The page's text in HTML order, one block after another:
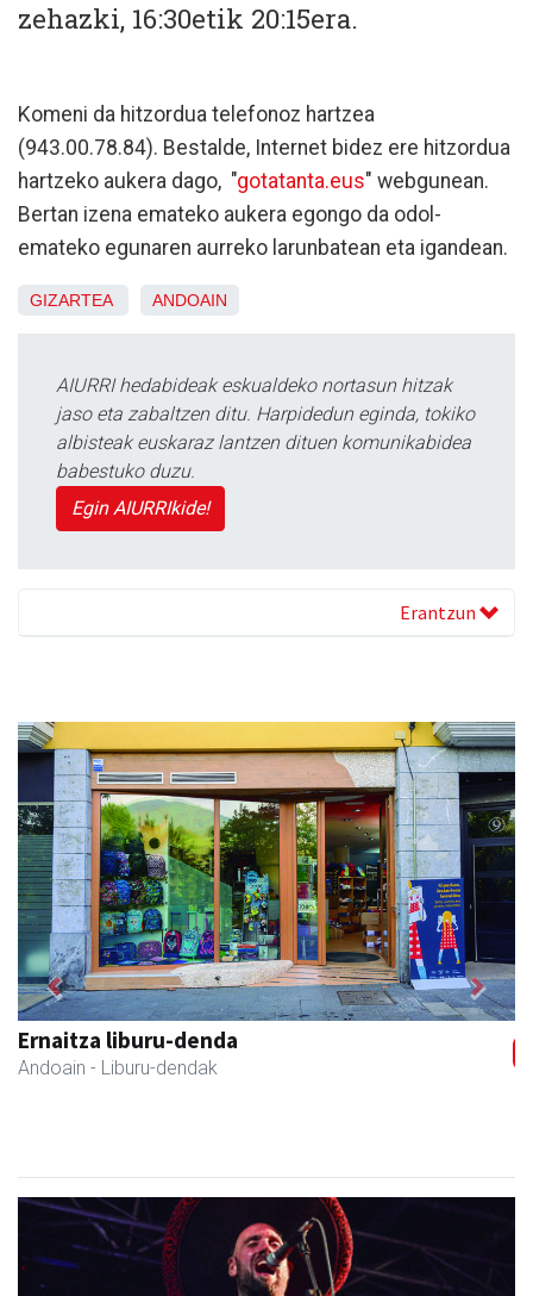
zehazki, 16:30etik 20:15era.
Komeni da hitzordua telefonoz hartzea
(943.00.78.84). Bestalde, Internet bidez ere hitzordua
hartzeko aukera dago, "gotatanta.eus" webgunean.
Bertan izena emateko aukera egongo da odol-
emateko egunaren aurreko larunbatean eta igandean.
GIZARTEA ANDOAIN
AIURRI hedabideak eskualdeko nortasun hitzak
jaso eta zabaltzen ditu. Harpidedun eginda, tokiko
albisteak euskaraz lantzen dituen komunikabidea
babestuko duzu.
Egin AIURRIkide!
Erantzun
Andoaingo Udala
Andoain - Udaletxeak
Previous Next